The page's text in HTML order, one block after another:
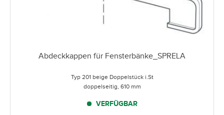
Abdeckkappen für Fensterbänke_SPRELA
Typ 201 beige Doppelstück i.St
doppelseitig, 610 mm
VERFÜGBAR